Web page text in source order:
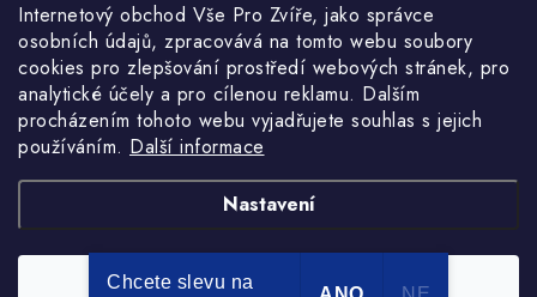
Internetový obchod Vše Pro Zvíře, jako správce
osobních údajů, zpracovává na tomto webu soubory
cookies pro zlepšování prostředí webových stránek, pro
analytické účely a pro cílenou reklamu. Dalším
procházením tohoto webu vyjadřujete souhlas s jejich
používáním. Další informace
Nastavení
Souhlasím
Informace pro Vás
Ceník dopravy
Kontakty
Obchodní podmínky
Podmínky ochrany osobních údajů
Heuréka recenze
Copyright 2026Vše Pro Zvíře . Všechna práva vyhrazena.
Chcete slevu na